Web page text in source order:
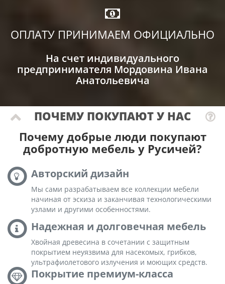
ОПЛАТУ ПРИНИМАЕМ ОФИЦИАЛЬНО
На счет индивидуального
предпринимателя Мордовина Ивана
Анатольевича
ПОЧЕМУ ПОКУПАЮТ У НАС
Почему добрые люди покупают
добротную мебель у Русичей?
Авторский дизайн
Мы сами разрабатываем все коллекции мебели
начиная от эскиза и заканчивая технологическими
узлами и другими особенностями.
Надежная и долговечная мебель
Хвойная древесина в сочетании с защитным
покрытием неуязвима для насекомых, грибков,
ультрафиолетового излучения и моющих средств.
Покрытие премиум-класса